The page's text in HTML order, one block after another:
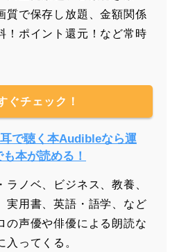
質で保存し放題、金額関係
！ポイント還元！など常時
ぐチェック！
で聴く本Audibleなら運
本が読める！
ラノベ、ビジネス、教養、
実用書、英語・語学、など
の声優や俳優による朗読な
ってくる。